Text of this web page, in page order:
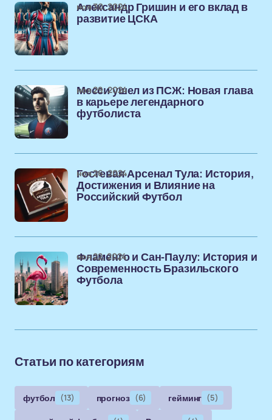
Александр Гришин и его вклад в
развитие ЦСКА
ноя 30, 2024
Месси ушел из ПСЖ: Новая глава
в карьере легендарного
футболиста
ноя 29, 2024
Гостевая Арсенал Тула: История,
Достижения и Влияние на
Российский Футбол
ноя 26, 2024
Фламенго и Сан-Паулу: История и
Современность Бразильского
Футбола
ноя 22, 2024
Статьи по категориям
футбол (13) прогноз (6) гейминг (5)